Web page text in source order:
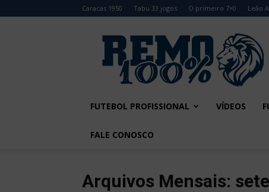
Caracas 1950 Tabu 33 jogos O primeiro 7×0 Leão
Remo
FUTEBOL PROFISSIONAL VÍDEOS
FALE CONOSCO
Arquivos Mensais: